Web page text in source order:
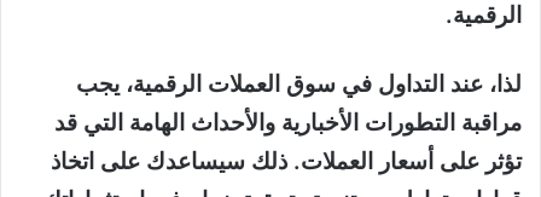
الرقمية.
لذا، عند التداول في سوق العملات الرقمية، يجب
مراقبة التطورات الأخبارية والأحداث الهامة التي قد
تؤثر على أسعار العملات. ذلك سيساعدك على اتخاذ